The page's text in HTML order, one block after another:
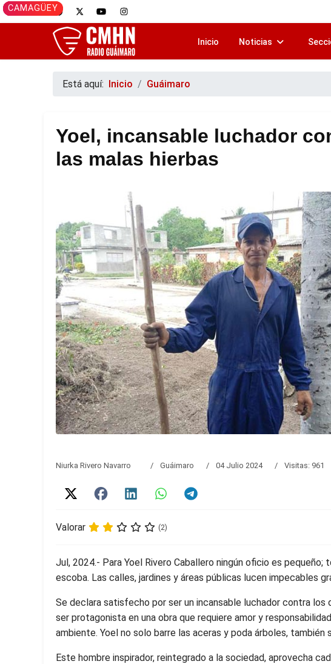
Inicio Noticias
Está aquí: Inicio Guáimaro
Yoel, incansable luchador
las malas hierbas
Niurka Rivero Navarro Guáimaro 04 Julio 2024 Visitas: 961
Valorar (2)
Jul, 2024.- Para Yoel Rivero Caballero ningún oficio es pequeño;
escoba. Las calles, jardines y áreas públicas lucen impecables
Se declara satisfecho por ser un incansable luchador contra los
ser protagonista en una obra que requiere amor y
ambiente. Yoel no solo barre las aceras y poda árboles, también
Este hombre inspirador, reintegrado a la sociedad, aprovecha
GUÁIMARO
CAMAGÜEY
GUÁIMARO
GUÁIMARO
CAMAGÜEY